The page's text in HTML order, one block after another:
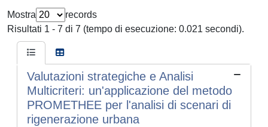
Mostra
records
Risultati 1 - 7 di 7 (tempo di esecuzione: 0.021 secondi).
Valutazioni strategiche e Analisi
Multicriteri: un'applicazione del metodo
PROMETHEE per l'analisi di scenari di
rigenerazione urbana